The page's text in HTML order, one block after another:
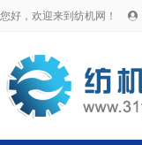
您好，欢迎来到纺机网！ 